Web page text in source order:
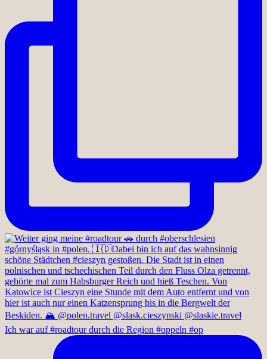
Ich war auf #roadtour durch die Region #oppeln #op